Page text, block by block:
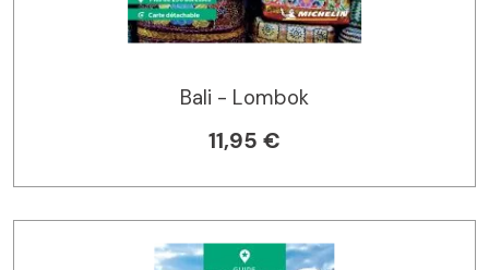
Bali - Lombok
11,95 €